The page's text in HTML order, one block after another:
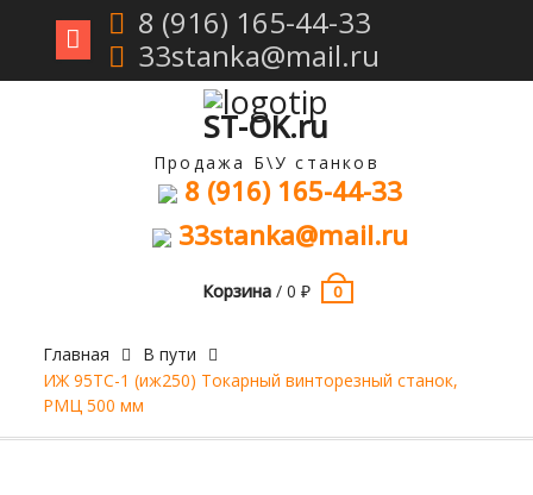
Перейти
8 (916) 165-44-33
33stanka@mail.ru
ST-OK.ru
Продажа Б\У станков
8 (916) 165-44-33
33stanka@mail.ru
Корзина/ 0 ₽ 0
Главная
В пути
ИЖ 95ТС-1 (иж250) Токарный винторезный станок,
РМЦ 500 мм